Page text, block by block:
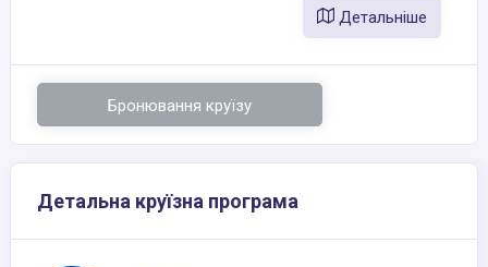
Детальніше
Бронювання круїзу
Детальна круїзна програма